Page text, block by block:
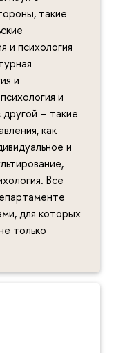
такие
и психология
и
и
другой – такие
как
и
Все
для которых
только